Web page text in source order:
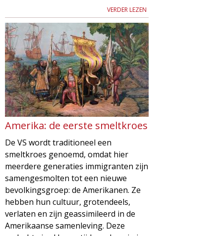
VERDER LEZEN
Amerika: de eerste smeltkroes
De VS wordt traditioneel een
smeltkroes genoemd, omdat hier
meerdere generaties immigranten zijn
samengesmolten tot een nieuwe
bevolkingsgroep: de Amerikanen. Ze
hebben hun cultuur, grotendeels,
verlaten en zijn geassimileerd in de
Amerikaanse samenleving. Deze